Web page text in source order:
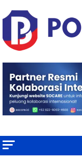
to
content